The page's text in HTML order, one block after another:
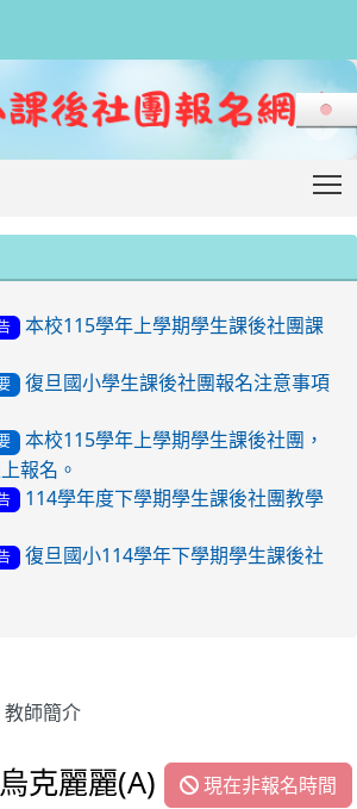
本校115學年上學期學生課後社團課
復旦國小學生課後社團報名注意事項
本校115學年上學期學生課後社團，
報名。
114學年度下學期學生課後社團教學
復旦國小114學年下學期學生課後社
教師簡介
克麗麗(A) 現在非報名時間